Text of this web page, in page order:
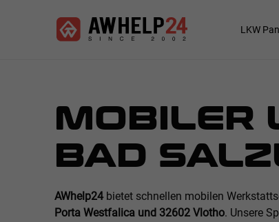
Main
LKW
MOBILER
BAD
AWhelp24bietet schnellen mobilen
Porta Westfalica und 32602 Vlotho. Unsere